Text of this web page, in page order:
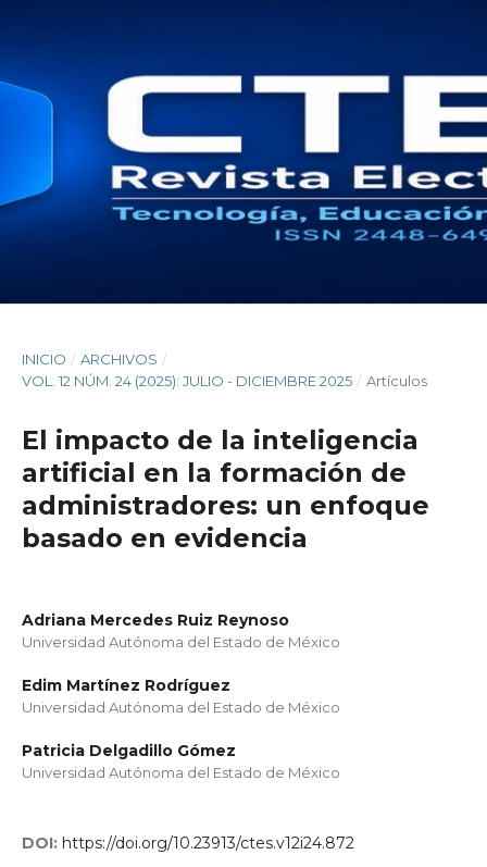
INICIO / ARCHIVOS /
VOL. 12 NÚM. 24 (2025): JULIO - DICIEMBRE 2025 / Artículos
El impacto de la inteligencia
artificial en la formación de
administradores: un enfoque
basado en evidencia
Adriana Mercedes Ruiz Reynoso
Universidad Autónoma del Estado de México
Edim Martínez Rodríguez
Universidad Autónoma del Estado de México
Patricia Delgadillo Gómez
Universidad Autónoma del Estado de México
DOI: https://doi.org/10.23913/ctes.v12i24.872